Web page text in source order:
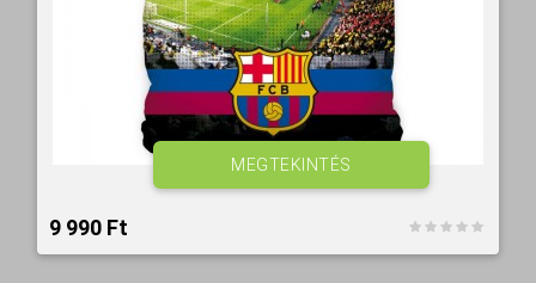
9 990 Ft‎
MEGTEKINTÉS